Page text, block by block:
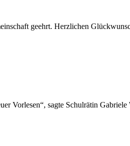
geehrt. Herzlichen
Vorlesen“, sagte Schulrätin